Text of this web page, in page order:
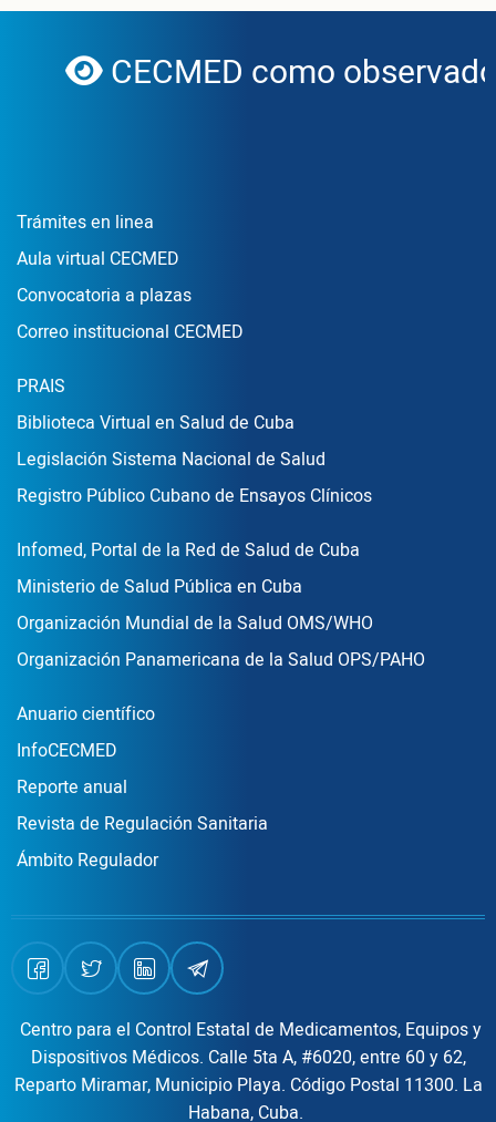
globe
CECMED como observador
Enlace Footer1
Trámites en linea
Aula virtual CECMED
Convocatoria a plazas
Correo institucional CECMED
Enlace Footer2
PRAIS
Biblioteca Virtual en Salud de Cuba
Legislación Sistema Nacional de Salud
Registro Público Cubano de Ensayos Clínicos
Enlace Footer3
Infomed, Portal de la Red de Salud de Cuba
Ministerio de Salud Pública en Cuba
Organización Mundial de la Salud OMS/WHO
Organización Panamericana de la Salud OPS/PAHO
Publicaciones
Anuario científico
InfoCECMED
Reporte anual
Revista de Regulación Sanitaria
Ámbito Regulador
Centro para el Control Estatal de Medicamentos, Equipos y
Dispositivos Médicos. Calle 5ta A, #6020, entre 60 y 62,
Reparto Miramar, Municipio Playa. Código Postal 11300. La
Habana, Cuba.